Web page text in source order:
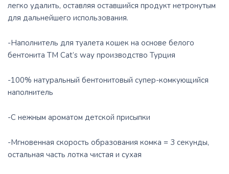
легко удалить, оставляя оставшийся продукт нетронутым
для дальнейшего использования.
-Наполнитель для туалета кошек на основе белого
бентонита ТМ Cat’s way производство Турция
-100% натуральный бентонитовый супер-комкующийся
наполнитель
-С нежным ароматом детской присыпки
-Мгновенная скорость образования комка = 3 секунды,
остальная часть лотка чистая и сухая